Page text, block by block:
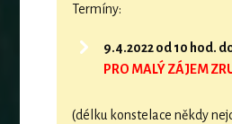
Termíny:
9.4.2022 od 10 hod.
PRO MALÝ ZÁJEM
(délku konstelace někdy